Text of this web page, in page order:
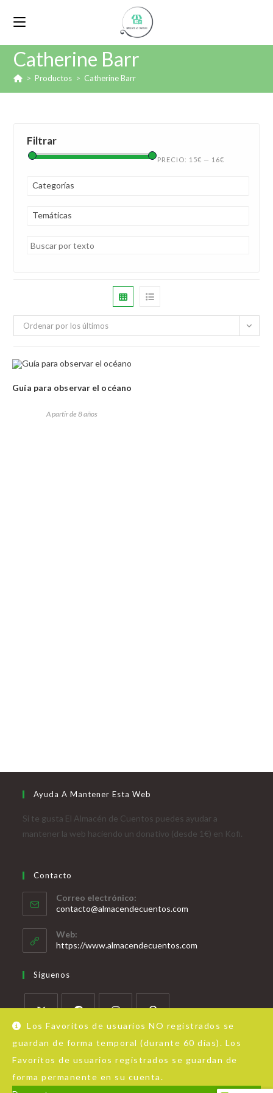
Los Favoritos de usuarios NO registrados se
guardan de forma temporal (durante 60 días). Los
Favoritos de usuarios registrados se guardan de
forma permanente en su cuenta.
Catherine Barr
> Productos > Catherine Barr
Filtrar
PRECIO: 15€ — 16€
Categorías
Temáticas
Ordenar por los últimos
Guía para observar el océano
A partir de 8 años
Ayuda A Mantener Esta Web
Si te gusta El Almacén de Cuentos puedes ayudar a
mantener la web haciendo un donativo (desde 1€) en Kofi.
Contacto
Correo electrónico:
contacto@almacendecuentos.com
Web:
https://www.almacendecuentos.com
Síguenos
Acerca de Almacén de Cuentos Aviso Legal